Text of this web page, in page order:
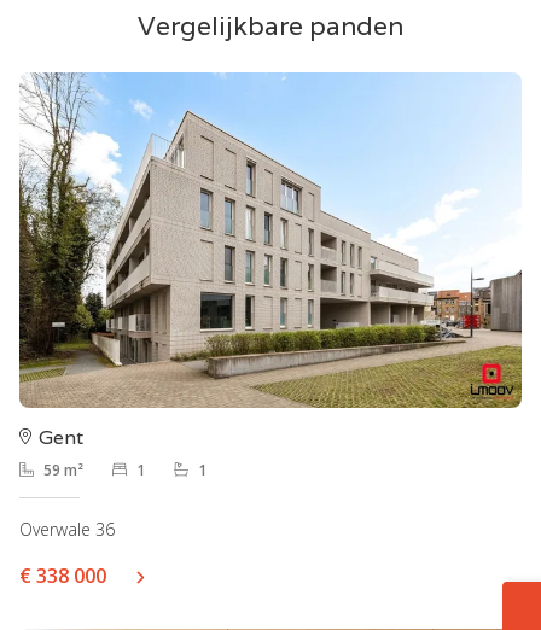
Vergelijkbare panden
Gent
59 m² 1 1
Overwale 36
€ 338 000